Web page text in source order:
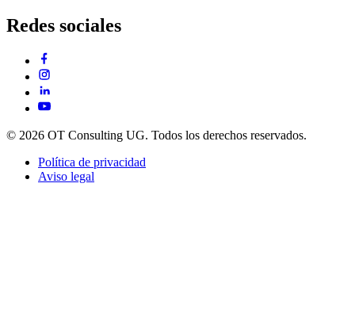
Redes sociales
© 2026 OT Consulting UG. Todos los derechos reservados.
Política de privacidad
Aviso legal